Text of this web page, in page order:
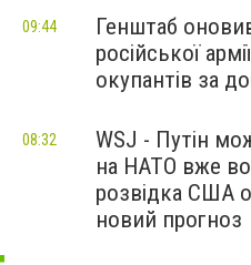
Генштаб
російської
окупантів за
09:44
WSJ - Путін
на НАТО вже
розвідка США
новий прогноз
08:32